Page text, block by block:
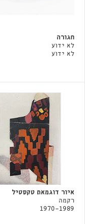
חגורה
לא ידוע
לא ידוע
איור דוגמאת טקסטיל
רקמה
1970-1989